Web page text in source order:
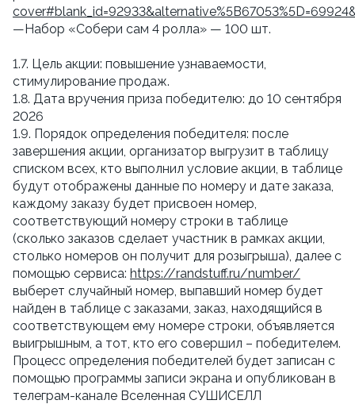
—Набор «Собери сам 4 ролла» — 100 шт.
1.7. Цель акции: повышение узнаваемости,
стимулирование продаж.
1.8. Дата вручения приза победителю: до 10 сентября
2026
1.9. Порядок определения победителя: после
завершения акции, организатор выгрузит в таблицу
списком всех, кто выполнил условие акции, в таблице
будут отображены данные по номеру и дате заказа,
каждому заказу будет присвоен номер,
соответствующий номеру строки в таблице
(сколько заказов сделает участник в рамках акции,
столько номеров он получит для розыгрыша), далее с
помощью сервиса: https://randstuff.ru/number/
выберет случайный номер, выпавший номер будет
найден в таблице с заказами, заказ, находящийся в
соответствующем ему номере строки, объявляется
выигрышным, а тот, кто его совершил – победителем.
Процесс определения победителей будет записан с
помощью программы записи экрана и опубликован в
телеграм-канале Вселенная СУШИСЕЛЛ